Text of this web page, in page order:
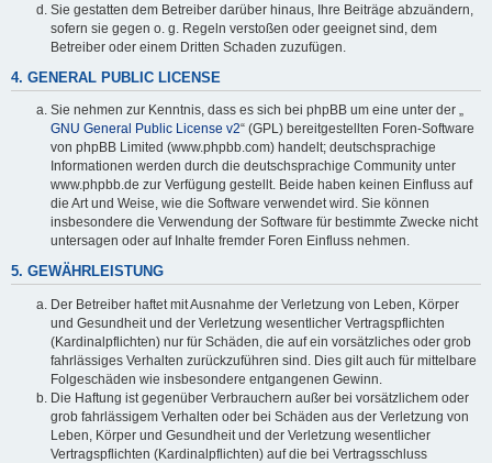
Sie gestatten dem Betreiber darüber hinaus, Ihre Beiträge abzuändern,
sofern sie gegen o. g. Regeln verstoßen oder geeignet sind, dem
Betreiber oder einem Dritten Schaden zuzufügen.
4. GENERAL PUBLIC LICENSE
Sie nehmen zur Kenntnis, dass es sich bei phpBB um eine unter der „
GNU General Public License v2“ (GPL) bereitgestellten Foren-Software
von phpBB Limited (www.phpbb.com) handelt; deutschsprachige
Informationen werden durch die deutschsprachige Community unter
www.phpbb.de zur Verfügung gestellt. Beide haben keinen Einfluss auf
die Art und Weise, wie die Software verwendet wird. Sie können
insbesondere die Verwendung der Software für bestimmte Zwecke nicht
untersagen oder auf Inhalte fremder Foren Einfluss nehmen.
5. GEWÄHRLEISTUNG
Der Betreiber haftet mit Ausnahme der Verletzung von Leben, Körper
und Gesundheit und der Verletzung wesentlicher Vertragspflichten
(Kardinalpflichten) nur für Schäden, die auf ein vorsätzliches oder grob
fahrlässiges Verhalten zurückzuführen sind. Dies gilt auch für mittelbare
Folgeschäden wie insbesondere entgangenen Gewinn.
Die Haftung ist gegenüber Verbrauchern außer bei vorsätzlichem oder
grob fahrlässigem Verhalten oder bei Schäden aus der Verletzung von
Leben, Körper und Gesundheit und der Verletzung wesentlicher
Vertragspflichten (Kardinalpflichten) auf die bei Vertragsschluss